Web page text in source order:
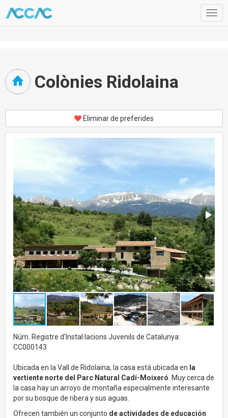
Colònies Ridolaina
Eliminar de preferides
Núm. Registre d'Instal·lacions Juvenils de Catalunya:
CC000143
Ubicada en la Vall de Ridolaina, la casa está ubicada en la
vertiente norte del Parc Natural Cadí-Moixeró . Muy cerca de
la casa hay un arroyo de montaña especialmente interesante
por su bosque de ribera y sus aguas.
Ofrecen también un conjunto de actividades de educación